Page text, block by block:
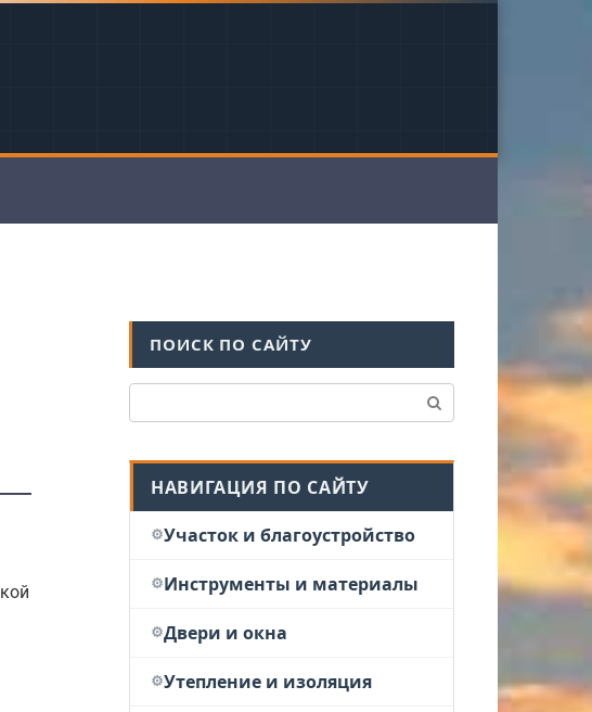
ПОИСК ПО САЙТУ
НАВИГАЦИЯ ПО САЙТУ
Участок и благоустройство
Инструменты и материалы
Двери и окна
Утепление и изоляция